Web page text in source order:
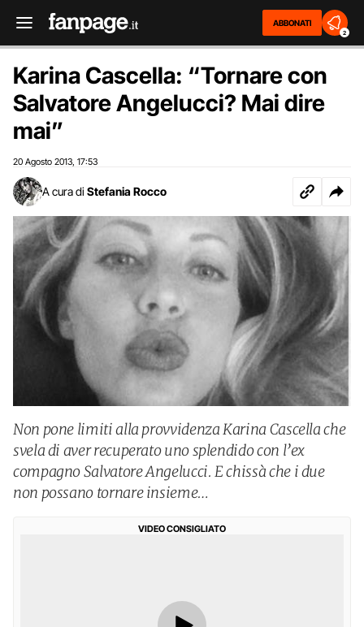
ABBONATI
2
Karina Cascella: “Tornare con
Salvatore Angelucci? Mai dire
mai”
20 Agosto 2013 17:53
A cura di Stefania Rocco
Non pone limiti alla provvidenza Karina Cascella che
svela di aver recuperato uno splendido con l’ex
compagno Salvatore Angelucci. E chissà che i due
non possano tornare insieme…
VIDEO CONSIGLIATO